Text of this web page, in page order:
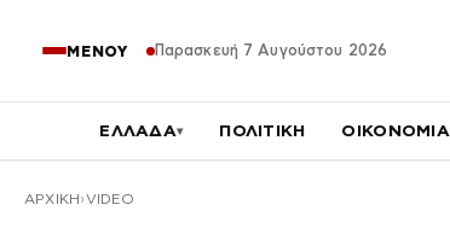
ΜΕΝΟΥ Παρασκευή 7 Αυγούστου 2026
ΕΛΛΑΔΑ▾ ΠΟΛΙΤΙΚΗ ΟΙΚΟΝΟΜΙΑ
ΑΡΧΙΚΉ VIDEO